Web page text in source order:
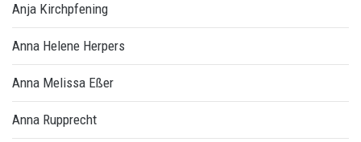
Anja Kirchpfening
Anna Helene Herpers
Anna Melissa Eßer
Anna Rupprecht